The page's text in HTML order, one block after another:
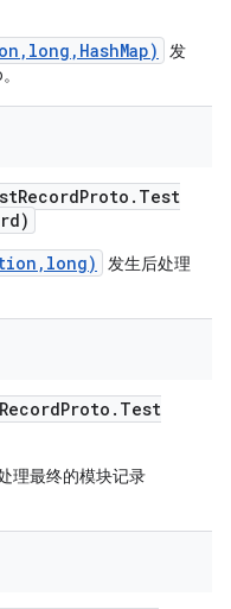
发
RecordProto . Test
发生后处理
RecordProto . Test
理最终的模块记录